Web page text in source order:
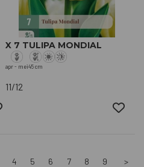
X 7 TULIPA MONDIAL
apr - mei45 cm
11/12
4 5 6 7 8 9 >